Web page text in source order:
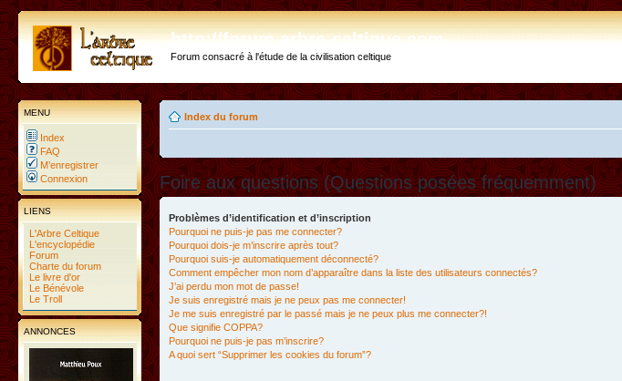
http://forum.arbre-celtique.com
Forum consacré à l'étude de la civilisation celtique
MENU
Index
FAQ
M’enregistrer
Connexion
LIENS
L'Arbre Celtique
L'encyclopédie
Forum
Charte du forum
Le livre d'or
Le Bénévole
Le Troll
ANNONCES
Index du forum
Foire aux questions (Questions posées fréquemment)
Problèmes d’identification et d’inscription
Pourquoi ne puis-je pas me connecter?
Pourquoi dois-je m’inscrire après tout?
Pourquoi suis-je automatiquement déconnecté?
Comment empêcher mon nom d’apparaître dans la liste des utilisateurs connectés?
J’ai perdu mon mot de passe!
Je suis enregistré mais je ne peux pas me connecter!
Je me suis enregistré par le passé mais je ne peux plus me connecter?!
Que signifie COPPA?
Pourquoi ne puis-je pas m’inscrire?
A quoi sert “Supprimer les cookies du forum”?